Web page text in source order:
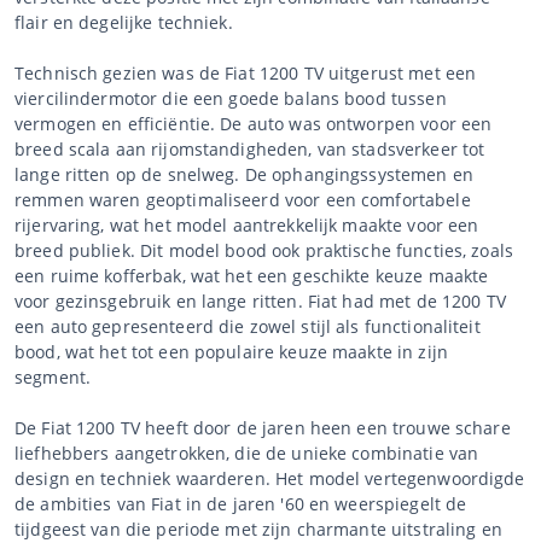
flair en degelijke techniek.
Technisch gezien was de Fiat 1200 TV uitgerust met een
viercilindermotor die een goede balans bood tussen
vermogen en efficiëntie. De auto was ontworpen voor een
breed scala aan rijomstandigheden, van stadsverkeer tot
lange ritten op de snelweg. De ophangingssystemen en
remmen waren geoptimaliseerd voor een comfortabele
rijervaring, wat het model aantrekkelijk maakte voor een
breed publiek. Dit model bood ook praktische functies, zoals
een ruime kofferbak, wat het een geschikte keuze maakte
voor gezinsgebruik en lange ritten. Fiat had met de 1200 TV
een auto gepresenteerd die zowel stijl als functionaliteit
bood, wat het tot een populaire keuze maakte in zijn
segment.
De Fiat 1200 TV heeft door de jaren heen een trouwe schare
liefhebbers aangetrokken, die de unieke combinatie van
design en techniek waarderen. Het model vertegenwoordigde
de ambities van Fiat in de jaren '60 en weerspiegelt de
tijdgeest van die periode met zijn charmante uitstraling en